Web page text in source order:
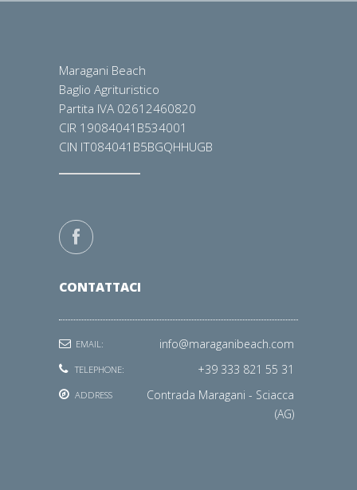
Maragani Beach
Baglio Agrituristico
Partita IVA 02612460820
CIR 19084041B534001
CIN IT084041B5BGQHHUGB
CONTATTACI
EMAIL: info@maraganibeach.com
TELEPHONE: +39 333 821 55 31
ADDRESS
Contrada Maragani - Sciacca
(AG)